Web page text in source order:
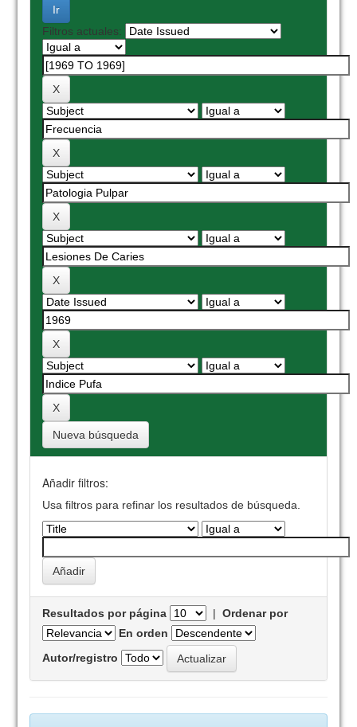
Filtros actuales:
Nueva búsqueda
Añadir filtros:
Usa filtros para refinar los resultados de búsqueda.
Resultados por página |Ordenar por
En orden
Autor/registro